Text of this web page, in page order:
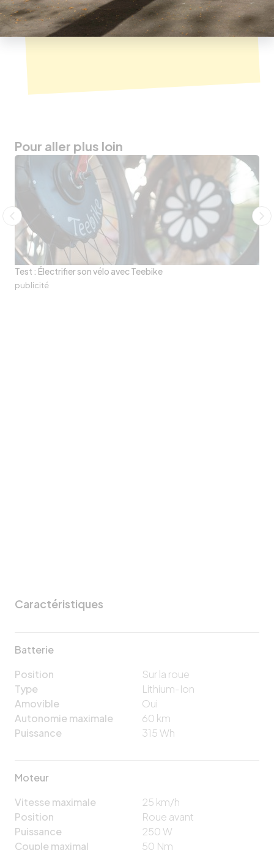
Pour aller plus loin
Test : Électrifier son vélo avec Teebike
publicité
Caractéristiques
Batterie
Position
Sur la roue
Type
Lithium-Ion
Amovible
Oui
Autonomie maximale
60 km
Puissance
315Wh
Moteur
Vitesse maximale
25 km/h
Position
Roue avant
Puissance
250W
Couple maximal
50 Nm